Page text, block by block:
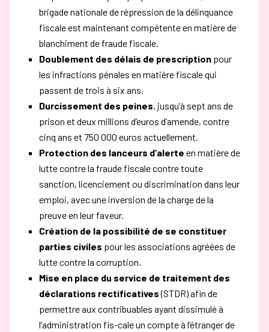
brigade nationale de répression de la délinquance
fiscale est maintenant compétente en matière de
blanchiment de fraude fiscale.
Doublement des délais de prescription pour
les infractions pénales en matière fiscale qui
passent de trois à six ans.
Durcissement des peines, jusqu’à sept ans de
prison et deux millions d’euros d’amende, contre
cinq ans et 750 000 euros actuellement.
Protection des lanceurs d’alerte en matière de
lutte contre la fraude fiscale contre toute
sanction, licenciement ou discrimination dans leur
emploi, avec une inversion de la charge de la
preuve en leur faveur.
Création de la possibilité de se constituer
parties civiles pour les associations agréées de
lutte contre la corruption.
Mise en place du service de traitement des
déclarations rectificatives(STDR) afin de
permettre aux contribuables ayant dissimulé à
l’administration fis-cale un compte à l’étranger de